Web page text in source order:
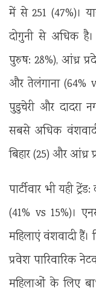
में से 251 (47%)।
दोगुनी से अधिक है।
पुरुष: 28%), आंध्र
और तेलंगाना (64%
पुडुचेरी और दादरा
सबसे अधिक वंशवादी
बिहार (25) और आंध्र
पार्टीवार भी यही
(41% vs 15%)।
महिलाएं वंशवादी हैं।
प्रवेश पारिवारिक
महिलाओं के लिए